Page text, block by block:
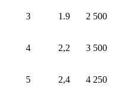
3 1.9 2 500
4 2,2 3 500
5 2,4 4 250